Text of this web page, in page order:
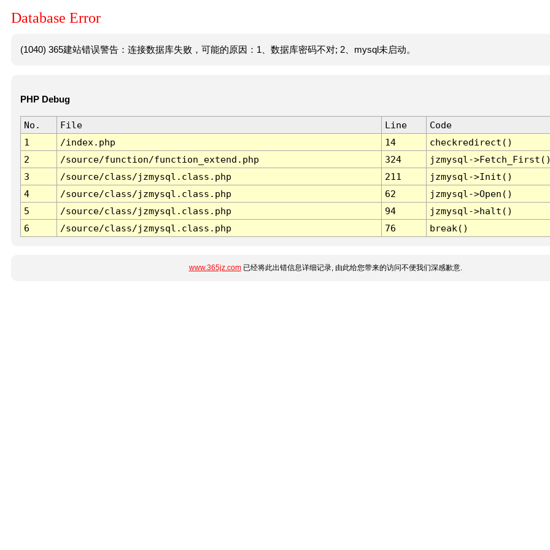
Database Error
(1040) 365建站错误警告：连接数据库失败，可能的原因：1、数据库密码不对; 2、mysql未启动。
PHP Debug
No. File Line
Code
1
/index.php 14
checkredirect()
2
/source/function/function_extend.php 324
jzmysql-
3
/source/class/jzmysql.class.php 211
jzmysql->Init()
4
/source/class/jzmysql.class.php 62
jzmysql->Open()
5
/source/class/jzmysql.class.php 94
jzmysql->halt()
6
/source/class/jzmysql.class.php 76 break()
www.365jz.com已经将此出错信息详细记录, 由此给您带来的访问不便我们深感歉意.